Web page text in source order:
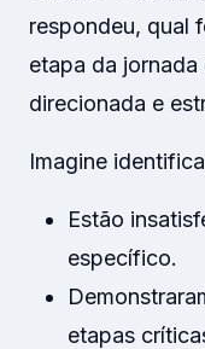
respondeu, qual
etapa da
direcionada e
Imagine
Estão
específico.
etapas